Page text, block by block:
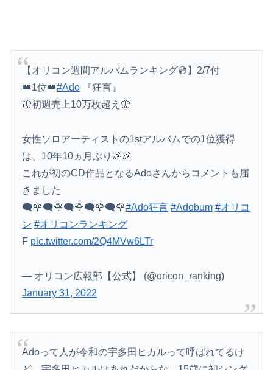
【オリコン週間アルバムランキング💿】2/7付
👑1位👑#Ado 『狂言』
🦋初週売上10万枚超え🦋
女性ソロアーティストの1stアルバムでの1位獲得
は、10年10ヵ月ぶり🎉🎉
これが初のCD作品となるAdoさんからコメントも届
きました
🗨🌹🗨🌹🗨🌹🗨🌹🗨🌹#Ado狂言 #Adobum #オリコ
ン #オリコンランキング
F pic.twitter.com/2Q4MVw6LTr
— オリコン広報部【公式】 (@oricon_ranking)
January 31, 2022
Adoって人が令和の宇多田ヒカルって呼ばれてるけ